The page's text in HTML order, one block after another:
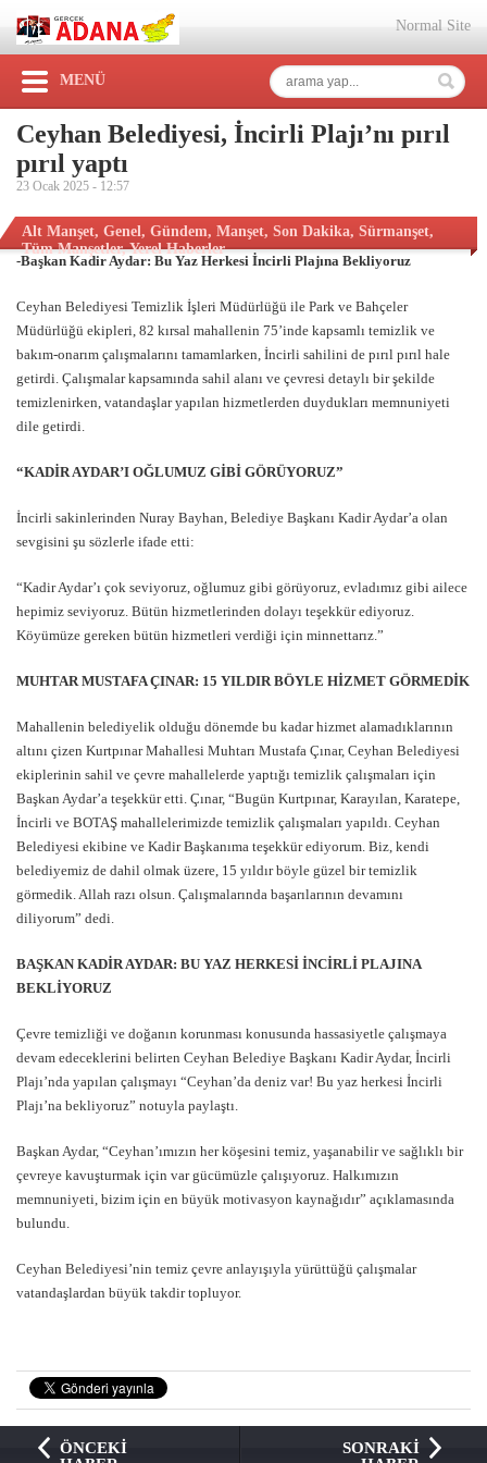
Normal Site
MENÜ
Ceyhan Belediyesi, İncirli Plajı’nı pırıl
pırıl yaptı
23 Ocak 2025 - 12:57
Alt Manşet, Genel, Gündem, Manşet, Son Dakika, Sürmanşet,
Tüm Manşetler,Yerel Haberler
-Başkan Kadir Aydar: Bu Yaz Herkesi İncirli Plajına Bekliyoruz
Ceyhan Belediyesi Temizlik İşleri Müdürlüğü ile Park ve Bahçeler
Müdürlüğü ekipleri, 82 kırsal mahallenin 75’inde kapsamlı temizlik ve
bakım-onarım çalışmalarını tamamlarken, İncirli sahilini de pırıl pırıl hale
getirdi. Çalışmalar kapsamında sahil alanı ve çevresi detaylı bir şekilde
temizlenirken, vatandaşlar yapılan hizmetlerden duydukları memnuniyeti
dile getirdi.
“KADİR AYDAR’I OĞLUMUZ GİBİ GÖRÜYORUZ”
İncirli sakinlerinden Nuray Bayhan, Belediye Başkanı Kadir Aydar’a olan
sevgisini şu sözlerle ifade etti:
“Kadir Aydar’ı çok seviyoruz, oğlumuz gibi görüyoruz, evladımız gibi ailece
hepimiz seviyoruz. Bütün hizmetlerinden dolayı teşekkür ediyoruz.
Köyümüze gereken bütün hizmetleri verdiği için minnettarız.”
MUHTAR MUSTAFA ÇINAR: 15 YILDIR BÖYLE HİZMET GÖRMEDİK
Mahallenin belediyelik olduğu dönemde bu kadar hizmet alamadıklarının
altını çizen Kurtpınar Mahallesi Muhtarı Mustafa Çınar, Ceyhan Belediyesi
ekiplerinin sahil ve çevre mahallelerde yaptığı temizlik çalışmaları için
Başkan Aydar’a teşekkür etti. Çınar, “Bugün Kurtpınar, Karayılan, Karatepe,
İncirli ve BOTAŞ mahallelerimizde temizlik çalışmaları yapıldı. Ceyhan
Belediyesi ekibine ve Kadir Başkanıma teşekkür ediyorum. Biz, kendi
belediyemiz de dahil olmak üzere, 15 yıldır böyle güzel bir temizlik
görmedik. Allah razı olsun. Çalışmalarında başarılarının devamını
diliyorum” dedi.
BAŞKAN KADİR AYDAR: BU YAZ HERKESİ İNCİRLİ PLAJINA
BEKLİYORUZ
Çevre temizliği ve doğanın korunması konusunda hassasiyetle çalışmaya
devam edeceklerini belirten Ceyhan Belediye Başkanı Kadir Aydar, İncirli
Plajı’nda yapılan çalışmayı “Ceyhan’da deniz var! Bu yaz herkesi İncirli
Plajı’na bekliyoruz” notuyla paylaştı.
Başkan Aydar, “Ceyhan’ımızın her köşesini temiz, yaşanabilir ve sağlıklı bir
çevreye kavuşturmak için var gücümüzle çalışıyoruz. Halkımızın
memnuniyeti, bizim için en büyük motivasyon kaynağıdır” açıklamasında
bulundu.
Ceyhan Belediyesi’nin temiz çevre anlayışıyla yürüttüğü çalışmalar
vatandaşlardan büyük takdir topluyor.
ÖNCEKİ
SONRAKİ